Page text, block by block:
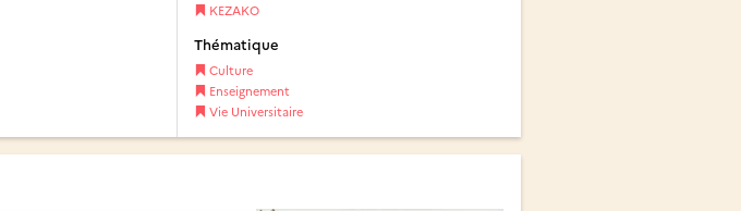
KEZAKO
Thématique
Culture
Enseignement
Vie Universitaire